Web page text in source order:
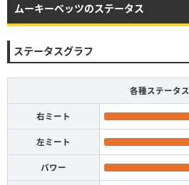
ムーキーベッツのステータス
ステータスグラフ
各種ステータス
右ミート
左ミート
パワー